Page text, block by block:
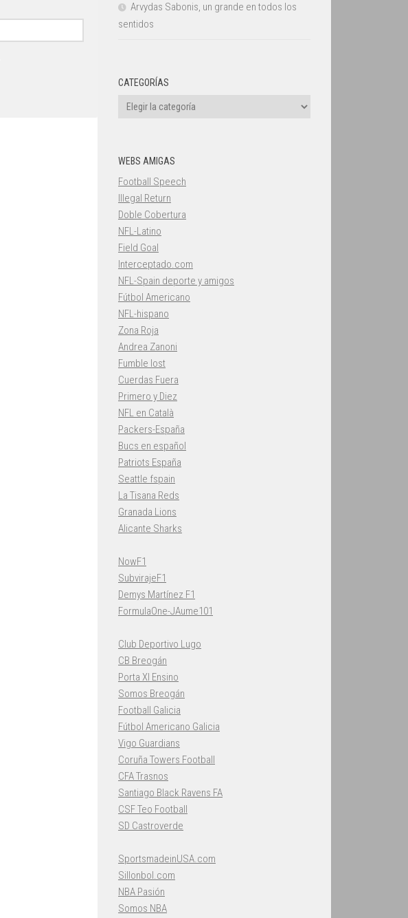
Arvydas Sabonis, un grande en todos los
sentidos
CATEGORÍAS
Categorías
WEBS AMIGAS
Football Speech
Illegal Return
Doble Cobertura
NFL-Latino
Field Goal
Interceptado.com
NFL-Spain deporte y amigos
Fútbol Americano
NFL-hispano
Zona Roja
Andrea Zanoni
Fumble lost
Cuerdas Fuera
Primero y Diez
NFL en Català
Packers-España
Bucs en español
Patriots España
Seattle fspain
La Tisana Reds
Granada Lions
Alicante Sharks
NowF1
SubvirajeF1
Demys Martínez F1
FormulaOne-JAume101
Club Deportivo Lugo
CB Breogán
Porta XI Ensino
Somos Breogán
Football Galicia
Fútbol Americano Galicia
Vigo Guardians
Coruña Towers Football
CFA Trasnos
Santiago Black Ravens FA
CSF Teo Football
SD Castroverde
SportsmadeinUSA.com
Sillonbol.com
NBA Pasión
Somos NBA